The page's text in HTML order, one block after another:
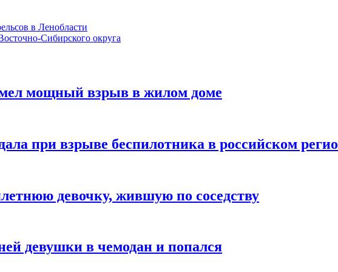
в Ленобласти
Сибирского округа
мощный взрыв в жилом доме
при взрыве беспилотника в российском
девочку, жившую по соседству
девушки в чемодан и попался